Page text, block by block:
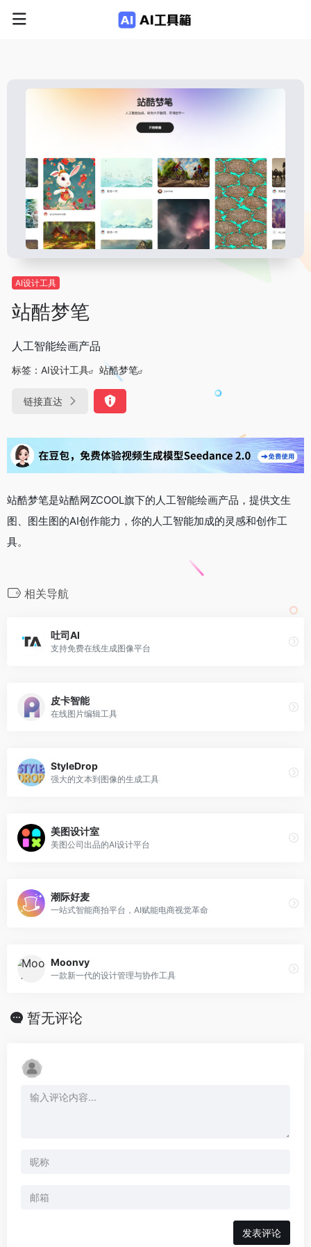
AI设计工具
站酷梦笔
人工智能绘画产品
标签： AI设计工具 站酷梦笔
链接直达
站酷梦笔是站酷网ZCOOL旗下的人工智能绘画产品，提供文生
图、图生图的AI创作能力，你的人工智能加成的灵感和创作工
具。
相关导航
吐司AI
支持免费在线生成图像平台
皮卡智能
在线图片编辑工具
StyleDrop
强大的文本到图像的生成工具
美图设计室
美图公司出品的AI设计平台
潮际好麦
一站式智能商拍平台，AI赋能电商视觉革命
Moonvy
一款新一代的设计管理与协作工具
暂无评论
发表评论